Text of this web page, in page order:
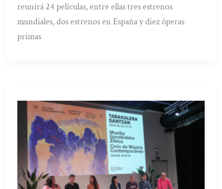
reunirá 24 películas, entre ellas tres estrenos
mundiales, dos estrenos en España y diez óperas
primas